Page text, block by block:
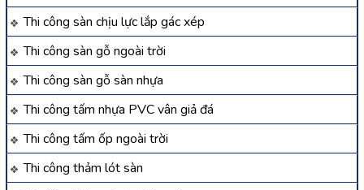
Thi công sàn chịu lực lắp gác xép
Thi công sàn gỗ ngoài trời
Thi công sàn gỗ sàn nhựa
Thi công tấm nhựa PVC vân giả đá
Thi công tấm ốp ngoài trời
Thi công thảm lót sàn